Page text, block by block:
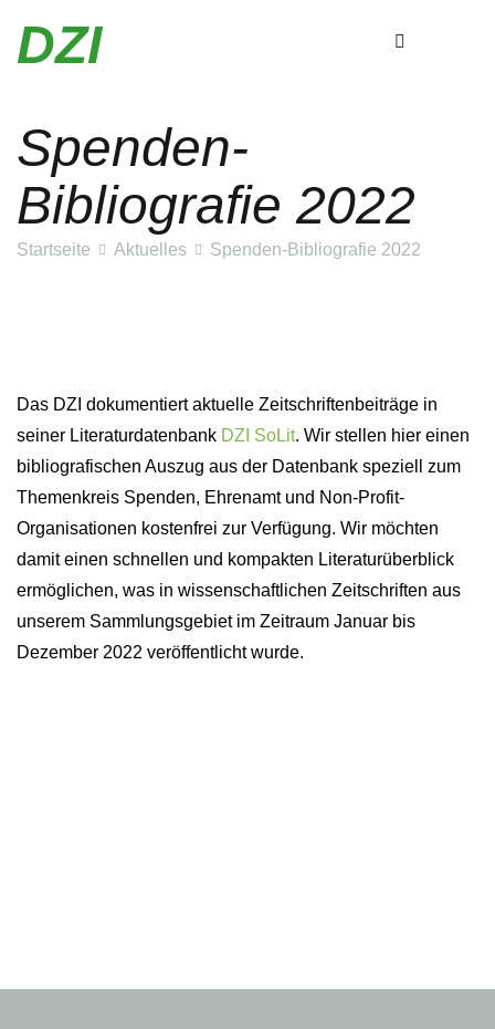
InhaltDZI
Spenden-
Bibliografie 2022
Startseite Aktuelles Spenden-Bibliografie 2022
Das DZI dokumentiert aktuelle Zeitschriftenbeiträge in
seiner Literaturdatenbank DZI SoLit. Wir stellen hier einen
bibliografischen Auszug aus der Datenbank speziell zum
Themenkreis Spenden, Ehrenamt und Non-Profit-
Organisationen kostenfrei zur Verfügung. Wir möchten
damit einen schnellen und kompakten Literaturüberblick
ermöglichen, was in wissenschaftlichen Zeitschriften aus
unserem Sammlungsgebiet im Zeitraum Januar bis
Dezember 2022 veröffentlicht wurde.